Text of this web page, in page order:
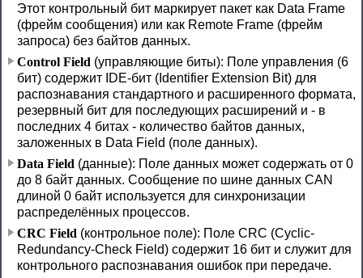
Этот контрольный бит маркирует пакет как Data Frame
(фрейм сообщения) или как Remote Frame (фрейм
запроса) без байтов данных.
Control Field (управляющие биты): Поле управления (6
бит) содержит IDE-бит (Identifier Extension Bit) для
распознавания стандартного и расширенного формата,
резервный бит для последующих расширений и - в
последних 4 битах - количество байтов данных,
заложенных в Data Field (поле данных).
Data Field (данные): Поле данных может содержать от 0
до 8 байт данных. Сообщение по шине данных CAN
длиной 0 байт используется для синхронизации
распределённых процессов.
CRC Field (контрольное поле): Поле CRC (Cyclic-
Redundancy-Check Field) содержит 16 бит и служит для
контрольного распознавания ошибок при передаче.